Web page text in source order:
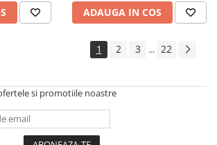
ADAUGA IN COS
1 2 3 ... 22
si promotiile noastre